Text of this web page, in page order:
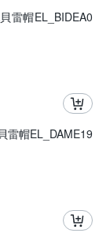
雷帽EL_BIDEA0
雷帽EL_DAME19